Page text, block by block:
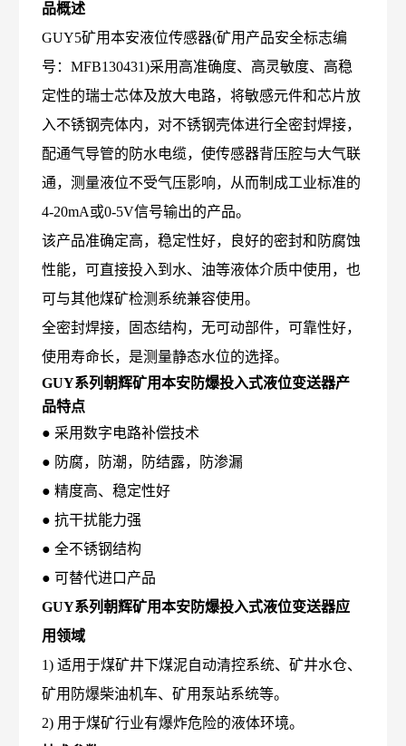
品概述
GUY5矿用本安液位传感器(矿用产品安全标志编
号：MFB130431)采用高准确度、高灵敏度、高稳
定性的瑞士芯体及放大电路，将敏感元件和芯片放
入不锈钢壳体内，对不锈钢壳体进行全密封焊接，
配通气导管的防水电缆，使传感器背压腔与大气联
通，测量液位不受气压影响，从而制成工业标准的
4-20mA或0-5V信号输出的产品。
该产品准确定高，稳定性好，良好的密封和防腐蚀
性能，可直接投入到水、油等液体介质中使用，也
可与其他煤矿检测系统兼容使用。
全密封焊接，固态结构，无可动部件，可靠性好，
使用寿命长，是测量静态水位的选择。
GUY系列朝辉矿用本安防爆投入式液位变送器产
品特点
● 采用数字电路补偿技术
● 防腐，防潮，防结露，防渗漏
● 精度高、稳定性好
● 抗干扰能力强
● 全不锈钢结构
● 可替代进口产品
GUY系列朝辉矿用本安防爆投入式液位变送器应
用领域
1) 适用于煤矿井下煤泥自动清控系统、矿井水仓、
矿用防爆柴油机车、矿用泵站系统等。
2) 用于煤矿行业有爆炸危险的液体环境。